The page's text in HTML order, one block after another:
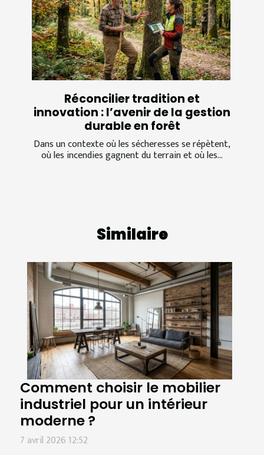
Réconcilier tradition et
innovation : l’avenir de la gestion
durable en forêt
Dans un contexte où les sécheresses se répètent,
où les incendies gagnent du terrain et où les...
Similaire
Comment choisir le mobilier
industriel pour un intérieur
moderne ?
7 avril 2026 12:52